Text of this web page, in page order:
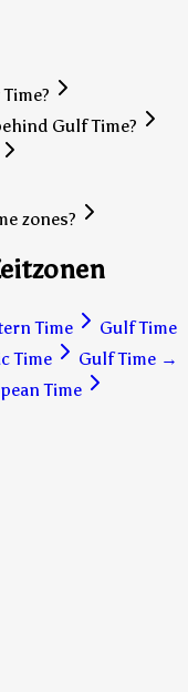
Gulf Time?
zones?
Time
Gulf Time
Time Gulf Time →
Time